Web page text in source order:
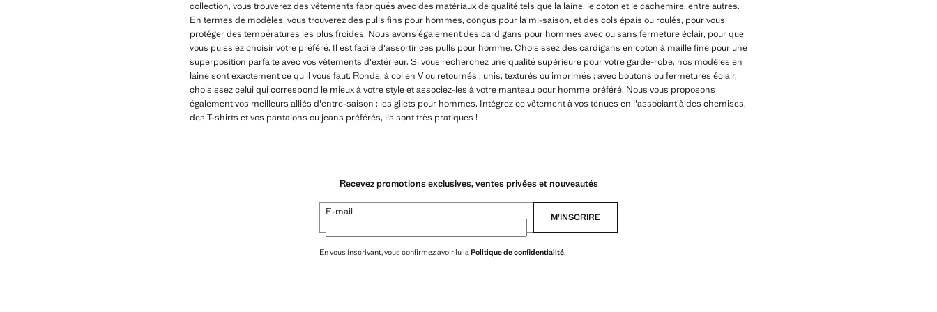
collection, vous trouverez des vêtements fabriqués avec des matériaux de qualité tels que la laine, le coton et le cachemire, entre autres.
En termes de modèles, vous trouverez des pulls fins pour hommes, conçus pour la mi-saison, et des cols épais ou roulés, pour vous
protéger des températures les plus froides. Nous avons également des cardigans pour hommes avec ou sans fermeture éclair, pour que
vous puissiez choisir votre préféré. Il est facile d'assortir ces pulls pour homme. Choisissez des cardigans en coton à maille fine pour une
superposition parfaite avec vos vêtements d'extérieur. Si vous recherchez une qualité supérieure pour votre garde-robe, nos modèles en
laine sont exactement ce qu'il vous faut. Ronds, à col en V ou retournés ; unis, texturés ou imprimés ; avec boutons ou fermetures éclair,
choisissez celui qui correspond le mieux à votre style et associez-les à votre manteau pour homme préféré. Nous vous proposons
également vos meilleurs alliés d'entre-saison : les gilets pour hommes. Intégrez ce vêtement à vos tenues en l'associant à des chemises,
des T-shirts et vos pantalons ou jeans préférés, ils sont très pratiques !
Recevez promotions exclusives, ventes privées et nouveautés
E-mail M’INSCRIRE
En vous inscrivant, vous confirmez avoir lu la Politique de confidentialité.